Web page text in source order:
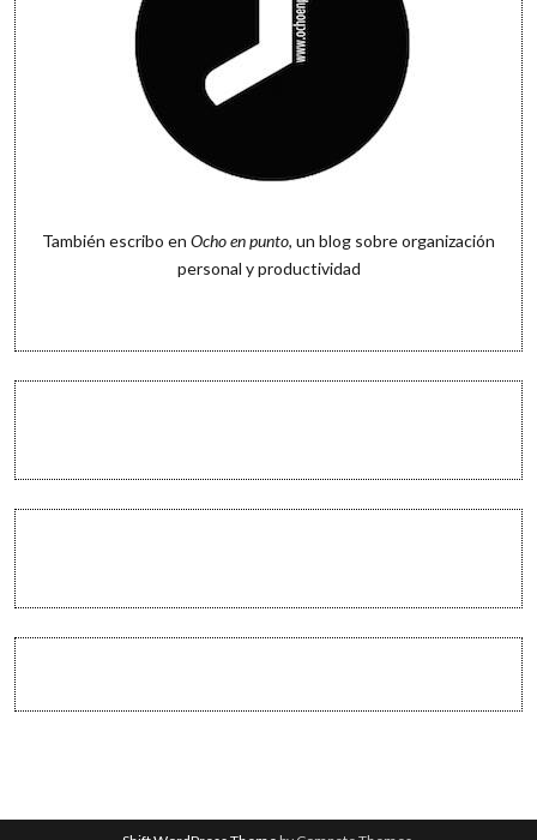
También escribo en Ocho en punto, un blog sobre organización
personal y productividad